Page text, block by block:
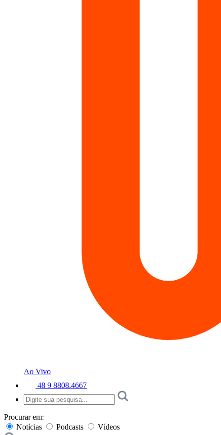
Ao Vivo
48 9 8808.4667
Procurar em:
Notícias
Podcasts Vídeos